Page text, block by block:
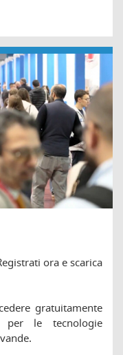
ora e scarica
gratuitamente
le tecnologie